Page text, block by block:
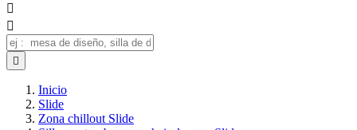



Inicio
Slide
Zona chillout Slide